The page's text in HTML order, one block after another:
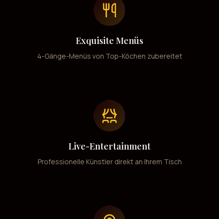
Exquisite Menüs
4-Gänge-Menüs von Top-Köchen zubereitet
Live-Entertainment
Professionelle Künstler direkt an Ihrem Tisch